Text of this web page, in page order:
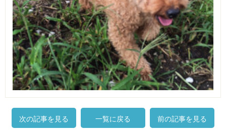
次の記事を見る 一覧に戻る 前の記事を見る